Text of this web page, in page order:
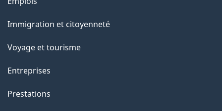
a
c
i
o
Thèmes
sujets
Immigration et citoyenneté
Voyage et tourisme
Entreprises
Prestations